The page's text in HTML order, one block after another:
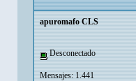
apuromafo CLS
Desconectado
Mensajes: 1.441